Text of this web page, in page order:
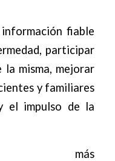
fiable
participar
misma, mejorar
y familiares
el impulso de la